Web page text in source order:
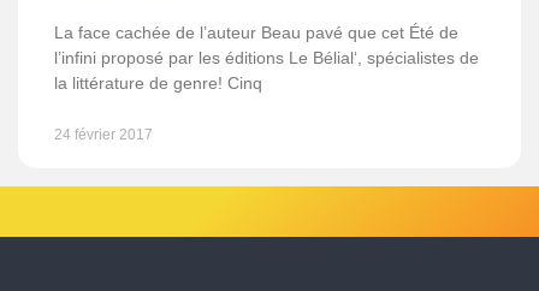
La face cachée de l’auteur Beau pavé que cet Été de
l’infini proposé par les éditions Le Bélial‘, spécialistes de
la littérature de genre! Cinq
24 février 2017